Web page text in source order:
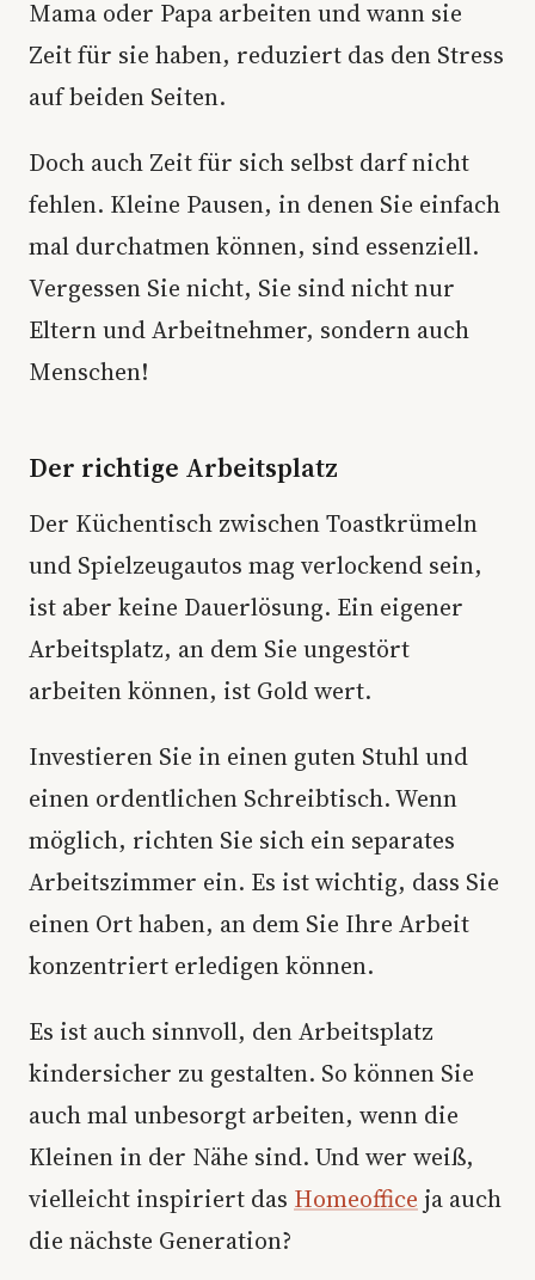
Mama oder Papa arbeiten und wann sie
Zeit für sie haben, reduziert das den Stress
auf beiden Seiten.
Doch auch Zeit für sich selbst darf nicht
fehlen. Kleine Pausen, in denen Sie einfach
mal durchatmen können, sind essenziell.
Vergessen Sie nicht, Sie sind nicht nur
Eltern und Arbeitnehmer, sondern auch
Menschen!
Der richtige Arbeitsplatz
Der Küchentisch zwischen Toastkrümeln
und Spielzeugautos mag verlockend sein,
ist aber keine Dauerlösung. Ein eigener
Arbeitsplatz, an dem Sie ungestört
arbeiten können, ist Gold wert.
Investieren Sie in einen guten Stuhl und
einen ordentlichen Schreibtisch. Wenn
möglich, richten Sie sich ein separates
Arbeitszimmer ein. Es ist wichtig, dass Sie
einen Ort haben, an dem Sie Ihre Arbeit
konzentriert erledigen können.
Es ist auch sinnvoll, den Arbeitsplatz
kindersicher zu gestalten. So können Sie
auch mal unbesorgt arbeiten, wenn die
Kleinen in der Nähe sind. Und wer weiß,
vielleicht inspiriert das Homeoffice ja auch
die nächste Generation?